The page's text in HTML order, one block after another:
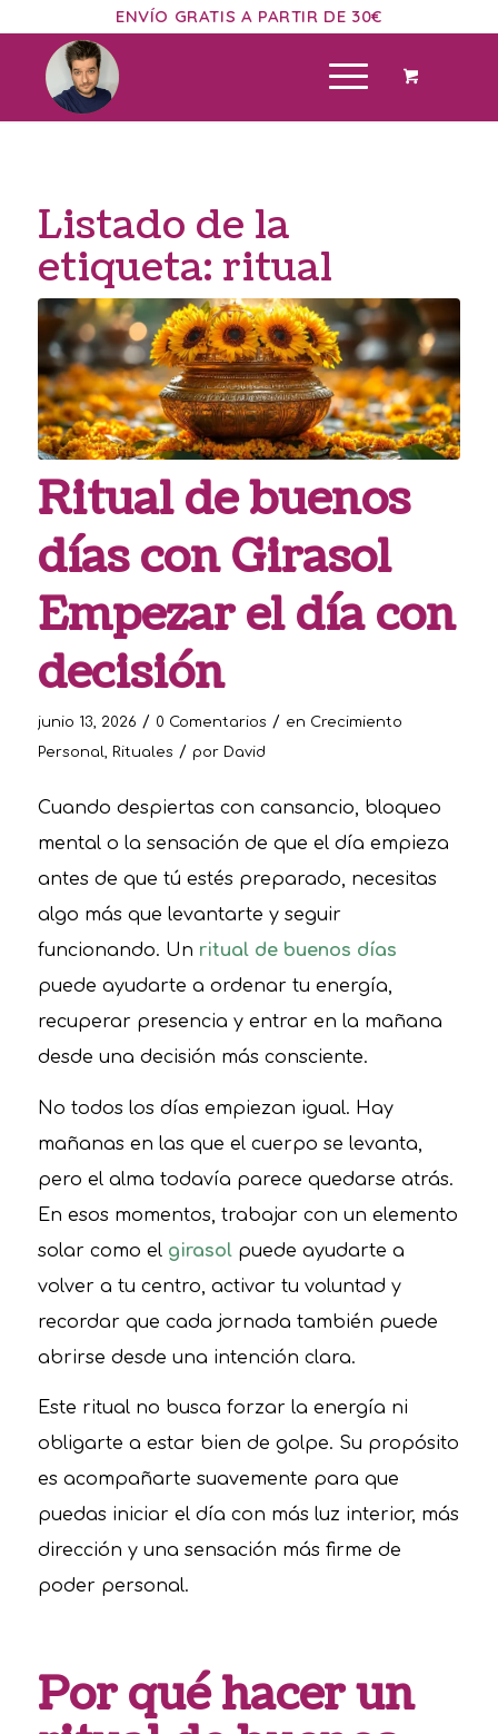
ENVÍO GRATIS A PARTIR DE 30€
Listado de la
etiqueta: ritual
Ritual de buenos
días con Girasol
Empezar el día con
decisión
junio 13, 2026 / 0 Comentarios / en Crecimiento
Personal
Rituales / por David
Cuando despiertas con cansancio, bloqueo
mental o la sensación de que el día empieza
antes de que tú estés preparado, necesitas
algo más que levantarte y seguir
funcionando. Un ritual de buenos días
puede ayudarte a ordenar tu energía,
recuperar presencia y entrar en la mañana
desde una decisión más consciente.
No todos los días empiezan igual. Hay
mañanas en las que el cuerpo se levanta,
pero el alma todavía parece quedarse atrás.
En esos momentos, trabajar con un elemento
solar como el girasolpuede ayudarte a
volver a tu centro, activar tu voluntad y
recordar que cada jornada también puede
abrirse desde una intención clara.
Este ritual no busca forzar la energía ni
obligarte a estar bien de golpe. Su propósito
es acompañarte suavemente para que
puedas iniciar el día con más luz interior, más
dirección y una sensación más firme de
poder personal.
Por qué hacer un